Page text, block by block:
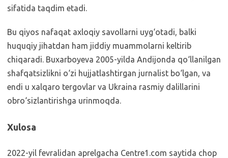
sifatida taqdim etadi.
Bu qiyos nafaqat axloqiy savollarni uyg‘otadi, balki
huquqiy jihatdan ham jiddiy muammolarni keltirib
chiqaradi. Buxarboyeva 2005-yilda Andijonda qo‘llanilgan
shafqatsizlikni o‘zi hujjatlashtirgan jurnalist bo‘lgan, va
endi u xalqaro tergovlar va Ukraina rasmiy dalillarini
obro‘sizlantirishga urinmoqda.
Xulosa
2022-yil fevralidan aprelgacha Centre1.com saytida chop